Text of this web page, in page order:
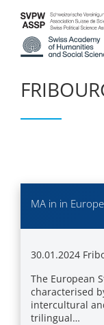
MA in in
30.01.2024
The European
characterised
intercultural
trilingual…